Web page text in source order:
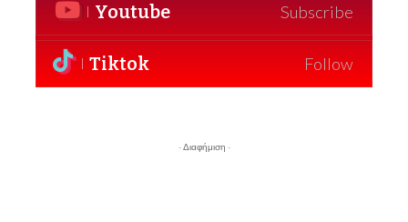
Youtube Subscribe
Tiktok Follow
- Διαφήμιση -